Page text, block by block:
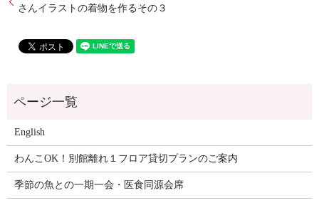
さんイラストの着物を作るその３
English
わんこOK！別館離れ１フロア貸切プランのご案内
季節の魚との一期一会・医食同源会席